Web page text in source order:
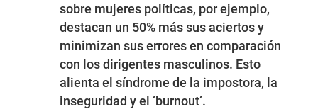
sobre mujeres políticas, por ejemplo,
destacan un 50% más sus aciertos y
minimizan sus errores en comparación
con los dirigentes masculinos. Esto
alienta el síndrome de la impostora, la
inseguridad y el ‘burnout’.